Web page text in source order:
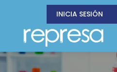
INICIA SESIÓN